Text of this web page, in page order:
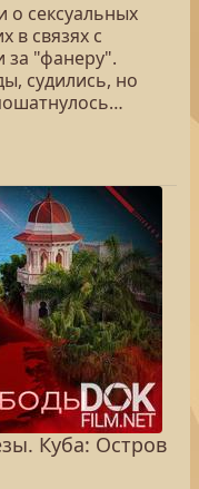
о сексуальных
в связях с
"фанеру".
судились, но
Куба: Остров